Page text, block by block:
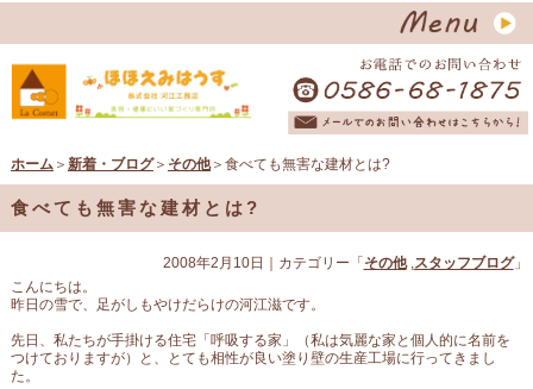
ホーム＞ 新着・ブログ＞ その他＞食べても無害な建材とは?
食べても無害な建材とは?
2008年2月10日 ｜カテゴリー「 その他,スタッフブログ」
こんにちは。
昨日の雪で、足がしもやけだらけの河江滋です。
先日、私たちが手掛ける住宅「呼吸する家」（私は気麗な家と個人的に名前を
つけておりますが）と、とても相性が良い塗り壁の生産工場に行ってきまし
た。